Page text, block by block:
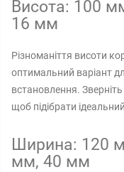
Висота: 100
16 мм
Різноманіття висоти
оптимальний варіант
встановлення.
щоб підібрати
Ширина: 120
мм, 40 мм